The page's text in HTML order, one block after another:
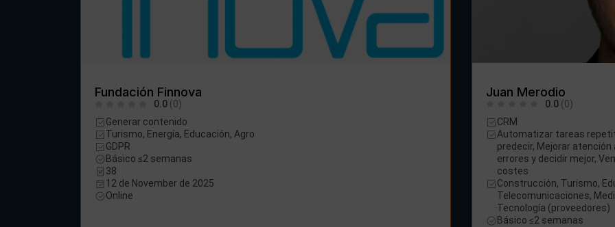
Fundación Finnova
0.0 (0)
Generar contenido
Turismo, Energía, Educación, Agro
GDPR
Básico ≤2 semanas
38
12 de November de 2025
Online
Juan Merodio
0.0 (0)
CRM
Automatizar tareas
predecir, Mejorar
errores y decidir mejor,
costes
Construcción, Turismo,
Telecomunicaciones,
Tecnología (proveedores)
Básico ≤2 semanas